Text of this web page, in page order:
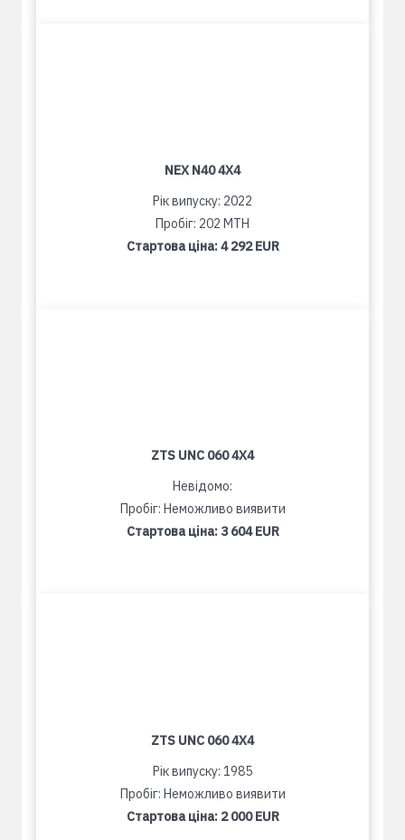
NEX N40 4X4
Рік випуску: 2022
Пробіг: 202 MTH
Стартова ціна:4 292 EUR
ZTS UNC 060 4X4
Невідомо:
Пробіг: Неможливо виявити
Стартова ціна: 3 604 EUR
ZTS UNC 060 4X4
Рік випуску: 1985
Пробіг: Неможливо виявити
Стартова ціна: 2 000 EUR